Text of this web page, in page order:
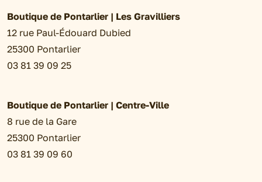
Boutique de Pontarlier | Les Gravilliers
12 rue Paul-Édouard Dubied
25300 Pontarlier
03 81 39 09 25
Boutique de Pontarlier | Centre-Ville
8 rue de la Gare
25300 Pontarlier
03 81 39 09 60